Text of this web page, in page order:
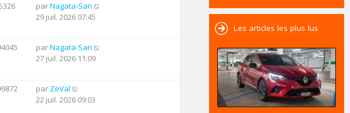
parNagata-San
29 juil. 2026 07:45
parNagata-San
27 juil. 2026 11:09
par ZeVal
22 juil. 2026 09:03
Les articles les plus lus